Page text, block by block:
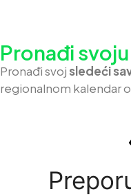
Pronađi
Pronađi svojsledeći
regionalnom kalendar